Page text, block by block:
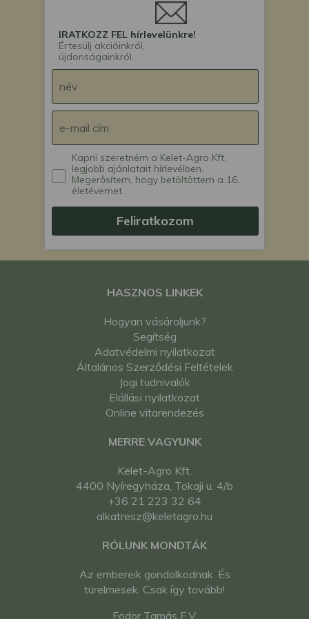
IRATKOZZ FEL hírlevelünkre!
Értesülj akcióinkról,
újdonságainkról.
Kapni szeretném a Kelet-Agro Kft.
legjobb ajánlatait hírlevélben.
Megerősítem, hogy betöltöttem a 16.
életévemet.
Feliratkozom
HASZNOS LINKEK
Hogyan vásároljunk?
Segítség
Adatvédelmi nyilatkozat
Általános Szerződési Feltételek
Jogi tudnivalók
Elállási nyilatkozat
Online vitarendezés
MERRE VAGYUNK
Kelet-Agro Kft.
4400 Nyíregyháza, Tokaji u. 4/b
+36 21 223 32 64
alkatresz@keletagro.hu
RÓLUNK MONDTÁK
Az embereik gondolkodnak. És
türelmesek. Csak így tovább!
Fodor Tamás E.V.